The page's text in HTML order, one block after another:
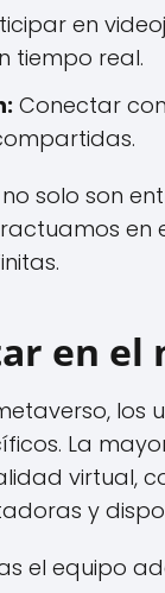
en
tiempo real.
Conectar
solo son
en
en el
los
La
virtual,
y
el equipo